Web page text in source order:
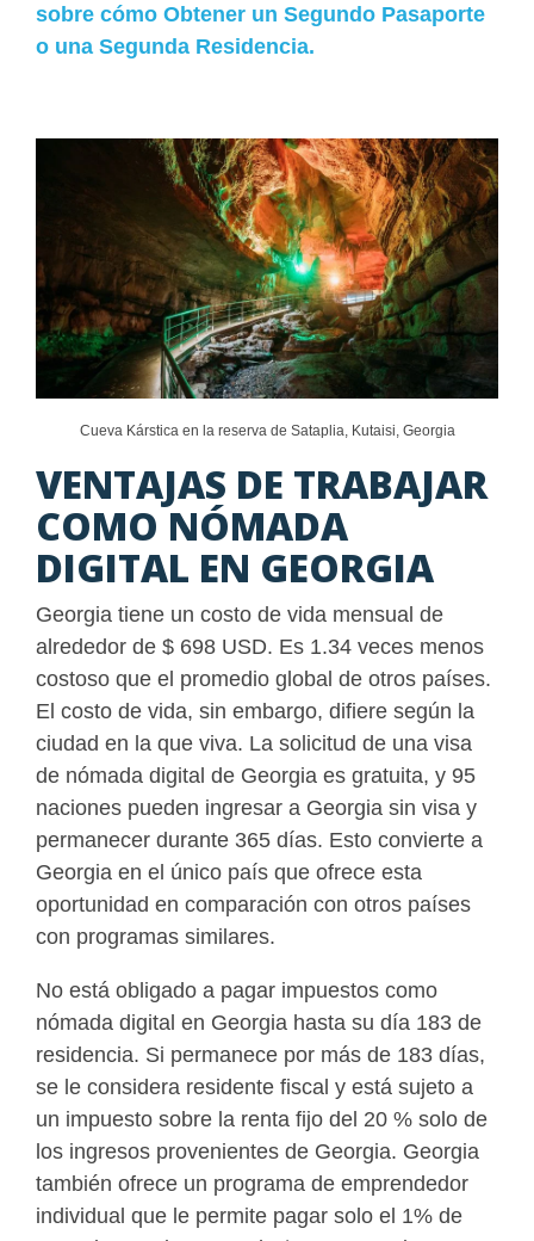
sobre cómo Obtener un Segundo Pasaporte
o una Segunda Residencia.
Cueva Kárstica en la reserva de Sataplia, Kutaisi, Georgia
VENTAJAS DE TRABAJAR
COMO NÓMADA
DIGITAL EN GEORGIA
Georgia tiene un costo de vida mensual de
alrededor de $ 698 USD. Es 1.34 veces menos
costoso que el promedio global de otros países.
El costo de vida, sin embargo, difiere según la
ciudad en la que viva. La solicitud de una visa
de nómada digital de Georgia es gratuita, y 95
naciones pueden ingresar a Georgia sin visa y
permanecer durante 365 días. Esto convierte a
Georgia en el único país que ofrece esta
oportunidad en comparación con otros países
con programas similares.
No está obligado a pagar impuestos como
nómada digital en Georgia hasta su día 183 de
residencia. Si permanece por más de 183 días,
se le considera residente fiscal y está sujeto a
un impuesto sobre la renta fijo del 20 % solo de
los ingresos provenientes de Georgia. Georgia
también ofrece un programa de emprendedor
individual que le permite pagar solo el 1% de